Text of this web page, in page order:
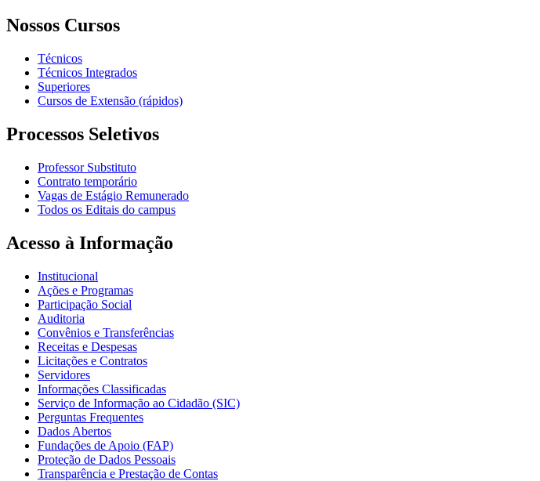
Nossos Cursos
Técnicos
Técnicos Integrados
Superiores
Cursos de Extensão (rápidos)
Processos Seletivos
Professor Substituto
Contrato temporário
Vagas de Estágio Remunerado
Todos os Editais do campus
Acesso à Informação
Institucional
Ações e Programas
Participação Social
Auditoria
Convênios e Transferências
Receitas e Despesas
Licitações e Contratos
Servidores
Informações Classificadas
Serviço de Informação ao Cidadão (SIC)
Perguntas Frequentes
Dados Abertos
Fundações de Apoio (FAP)
Proteção de Dados Pessoais
Transparência e Prestação de Contas